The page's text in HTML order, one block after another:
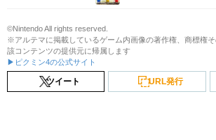
©Nintendo All rights reserved.
※アルテマに掲載しているゲーム内画像の著作権、商標権
該コンテンツの提供元に帰属します
▶ピクミン4の公式サイト
ツイート URL発行